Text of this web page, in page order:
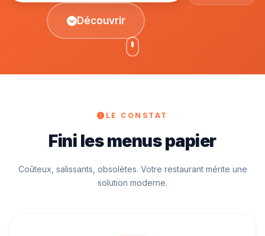
Découvrir
LE CONSTAT
Fini les menus papier
Coûteux, salissants, obsolètes. Votre restaurant mérite une
solution moderne.